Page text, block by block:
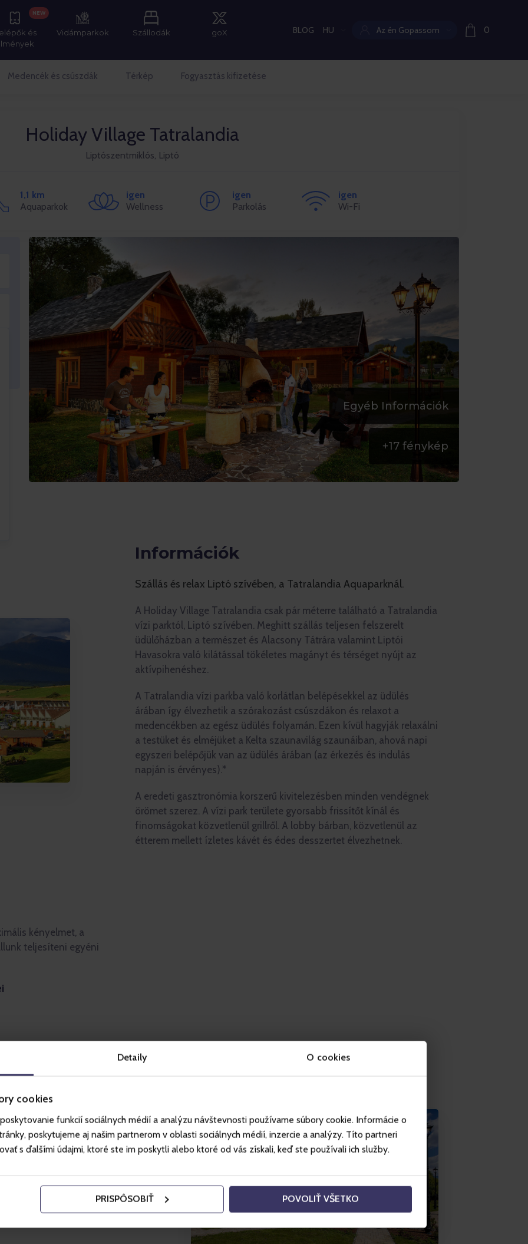
Detaily O cookies
cookies
funkcií sociálnych médií a analýzu návštevnosti používame súbory cookie. Informácie o
poskytujeme aj našim partnerom v oblasti sociálnych médií, inzercie a analýzy. Títo partneri
s ďalšími údajmi, ktoré ste im poskytli alebo ktoré od vás získali, keď ste používali ich služby.
PRISPÔSOBIŤ POVOLIŤ VŠETKO
és
NEW
Vidámparkok Szállodák goX BLOG Aktuális nyelv:
HU Az én Gopassom 0
Medencék és csúszdák Térkép Fogyasztás kifizetése
Holiday Village Tatralandia
Liptószentmiklós, Liptó
1,1 km
Aquaparkok
igen
Wellness
igen
Parkolás
igen
Wi-Fi
Egyéb Információk
+17 fénykép
Információk
Szállás és relax Liptó szívében, a Tatralandia Aquaparknál.
A Holiday Village Tatralandia csak pár méterre található a Tatralandia
vízi parktól, Liptó szívében. Meghitt szállás teljesen felszerelt
üdülőházban a természet és Alacsony Tátrára valamint Liptói
Havasokra való kilátással tökéletes magányt és térséget nyújt az
aktívpihenéshez.
A Tatralandia vízi parkba való korlátlan belépésekkel az üdülés
árában így élvezhetik a szórakozást csúszdákon és relaxot a
medencékben az egész üdülés folyamán. Ezen kívül hagyják relaxálni
a testüket és elméjüket a Kelta szaunavilág szaunáiban, ahová napi
egyszeri belépőjük van az üdülés árában (az érkezés és indulás
napján is érvényes).*
A eredeti gasztronómia korszerű kivitelezésben minden vendégnek
örömet szerez. A vízi park területe gyorsabb frissítőt kínál és
finomságokat közvetlenül grillről. A lobby bárban, közvetlenül az
étterem mellett ízletes kávét és édes desszertet élvezhetnek.
kényelmet, a
teljesíteni egyéni
korkategóriájú gyerekek